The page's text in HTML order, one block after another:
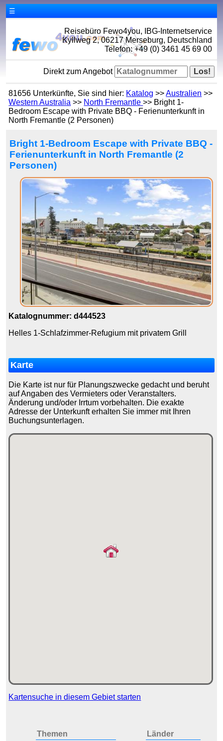
☰
Reisebüro Fewo4you, IBG-Internetservice
Kyllweg 2, 06217 Merseburg, Deutschland
Telefon: +49 (0) 3461 45 69 00
Direkt zum Angebot
81656 Unterkünfte, Sie sind hier: Katalog >>Australien >>
Western Australia >> North Fremantle>> Bright 1-
Bedroom Escape with Private BBQ - Ferienunterkunft in
North Fremantle (2 Personen)
Bright 1-Bedroom Escape with Private BBQ -
Ferienunterkunft in North Fremantle (2
Personen)
Katalognummer: d444523
Helles 1-Schlafzimmer-Refugium mit privatem Grill
Karte
Die Karte ist nur für Planungszwecke gedacht und beruht
auf Angaben des Vermieters oder Veranstalters.
Änderung und/oder Irrtum vorbehalten. Die exakte
Adresse der Unterkunft erhalten Sie immer mit Ihren
Buchungsunterlagen.
Kartensuche in diesem Gebiet starten
Themen Länder